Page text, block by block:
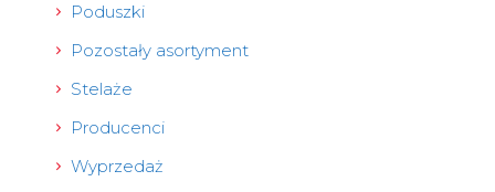
Poduszki
Pozostały asortyment
Stelaże
Producenci
Wyprzedaż